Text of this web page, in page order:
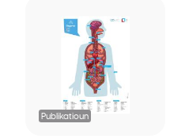
Publikatioun